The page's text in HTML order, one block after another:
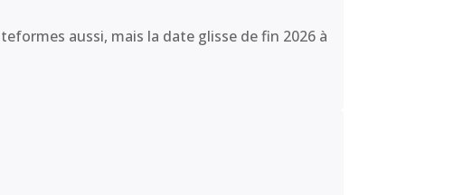
aussi, mais la date glisse de fin 2026 à